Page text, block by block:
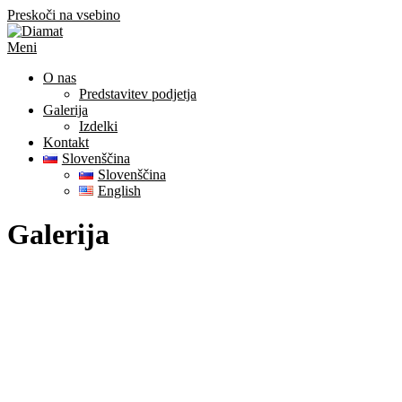
Preskoči na vsebino
Meni
O nas
Predstavitev podjetja
Galerija
Izdelki
Kontakt
Slovenščina
Slovenščina
English
Galerija